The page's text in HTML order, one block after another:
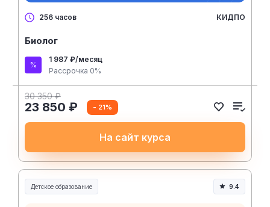
256 часов КИДПО
Биолог
1 987 ₽/месяц
Рассрочка 0%
30 350 ₽
23 850 ₽ - 21%
На сайт курса
Детское образование 9.4